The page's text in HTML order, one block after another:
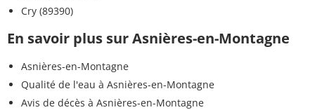
Cry (89390)
En savoir plus sur Asnières-en-Montagne
Asnières-en-Montagne
Qualité de l'eau à Asnières-en-Montagne
Avis de décès à Asnières-en-Montagne